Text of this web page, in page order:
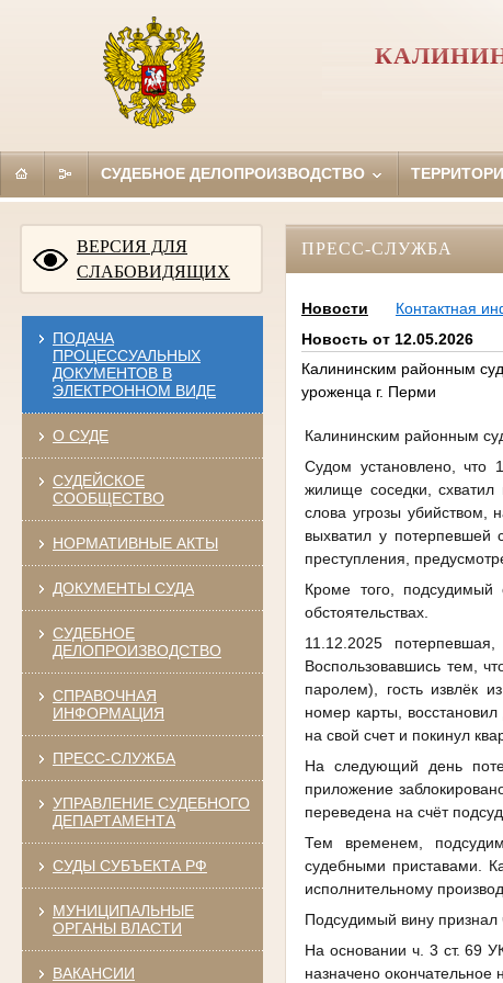
СУДЕБНОЕ ДЕЛОПРОИЗВОДСТВО
ВЕРСИЯ ДЛЯ
СЛАБОВИДЯЩИХ
ПОДАЧА
ПРОЦЕССУАЛЬНЫХ
ДОКУМЕНТОВ В
ЭЛЕКТРОННОМ ВИДЕ
О СУДЕ
СУДЕЙСКОЕ
СООБЩЕСТВО
НОРМАТИВНЫЕ АКТЫ
ДОКУМЕНТЫ СУДА
СУДЕБНОЕ
ДЕЛОПРОИЗВОДСТВО
СПРАВОЧНАЯ
ИНФОРМАЦИЯ
ПРЕСС-СЛУЖБА
УПРАВЛЕНИЕ СУДЕБНОГО
ДЕПАРТАМЕНТА
СУДЫ СУБЪЕКТА РФ
МУНИЦИПАЛЬНЫЕ
ОРГАНЫ ВЛАСТИ
ВАКАНСИИ
ПРЕСС-СЛУЖБА
Новости
Контактная
Новость от 12.05.2026
Калининским районным
уроженца г. Перми
Калининским районным
Судом установлено, что
жилище соседки,
слова угрозы убийством,
выхватил у
преступления,
Кроме того,
обстоятельствах.
11.12.2025
Воспользовавшись тем,
паролем), гоcть извлёк
номер карты,
на свой счет и покинул
На следующий день
приложение
переведена на счёт
Тем временем,
судебными приставами.
исполнительному
Подсудимый вину признал
На основании ч. 3 ст. 69
назначено